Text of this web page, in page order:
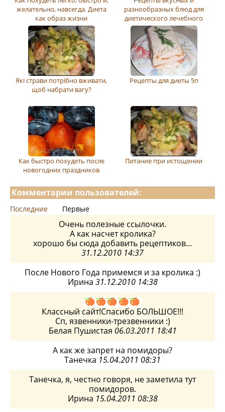
желательно, навсегда. Диета
как образ жизни
разнообразных блюд для
диетического лечебного
питания
Які страви потрібно вживати,
щоб набрати вагу?
Рецепты для диеты 5п
Как быстро похудеть после
новогодних праздников
Питание при истощении
Комментарии пользователей:
Последние Первые
Очень полезные ссылочки.
А как насчет кролика?
хорошо бы сюда добавить рецептиков...
31.12.2010 14:37
После Нового Года примемся и за кролика :)
Ирина 31.12.2010 14:38
Классный сайт!Спасибо БОЛЬШОЕ!!!
Сп, язвенники-трезвенники :)
Белая Пушистая 06.03.2011 18:41
А как же запрет на помидоры?
Танечка 15.04.2011 08:31
Танечка, я, честно говоря, не заметила тут
помидоров.
Ирина 15.04.2011 08:38